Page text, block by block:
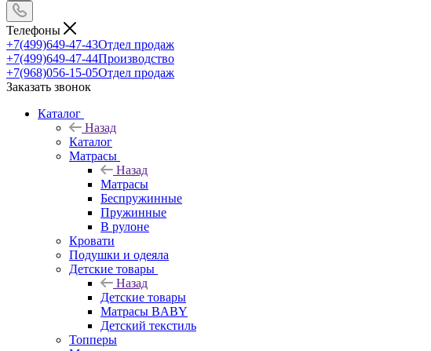
Телефоны
+7(499)649-47-43Отдел продаж
+7(499)649-47-44Производство
+7(968)056-15-05Отдел продаж
Заказать звонок
Каталог
Назад
Каталог
Матрасы
Назад
Матрасы
Беспружинные
Пружинные
В рулоне
Кровати
Подушки и одеяла
Детские товары
Назад
Детские товары
Матрасы BABY
Детский текстиль
Топперы